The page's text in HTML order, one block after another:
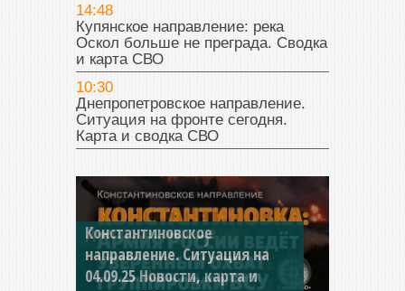
14:48
Купянское направление: река
Оскол больше не преграда. Сводка
и карта СВО
10:30
Днепропетровское направление.
Ситуация на фронте сегодня.
Карта и сводка СВО
Константиновское
направление. Ситуация на
04.09.25 Новости, карта и